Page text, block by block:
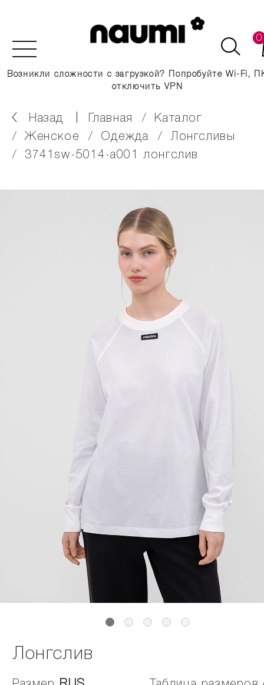
0
Возникли сложности с загрузкой? Попробуйте Wi-Fi,
отключить VPN
Назад главная
каталог
женское
одежда
лонгсливы
3741sw-5014-a001 лонгслив
Лонгслив